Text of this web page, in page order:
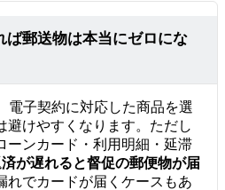
ば郵送物は本当にゼロにな
電子契約に対応した商品を選
避けやすくなります。ただし
ーンカード・利用明細・延滞
が遅れると督促の郵便物が届
れでカードが届くケースもあ